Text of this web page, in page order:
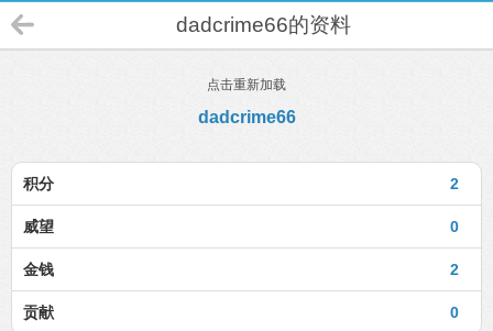
dadcrime66的资料
点击重新加载
dadcrime66
2
积分
0
威望
2
金钱
0
贡献